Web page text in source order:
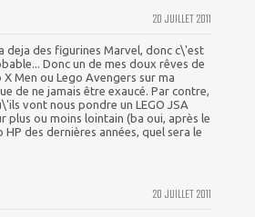
20 JUILLET 2011
deja des figurines Marvel, donc c\'est
Donc un de mes doux rêves de
X Men ou Lego Avengers sur ma
de ne jamais être exaucé. Par contre,
vont nous pondre un LEGO JSA
plus ou moins lointain (ba oui, après le
HP des dernières années, quel sera le
20 JUILLET 2011